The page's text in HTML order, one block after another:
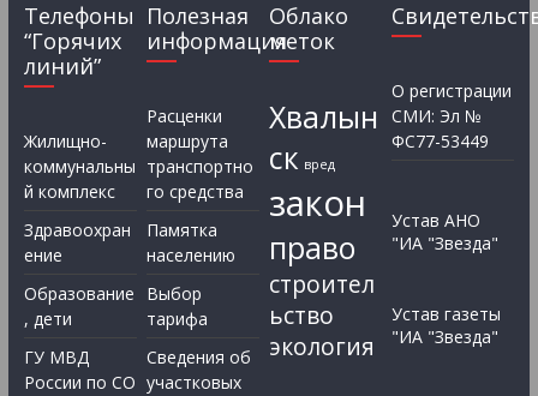
Телефоны
“Горячих
линий”
Жилищно-
коммунальны
й комплекс
Здравоохран
ение
Образование
, дети
ГУ МВД
России по СО
Полезная
информация
Расценки
маршрута
транспортно
го средства
Памятка
населению
Выбор
тарифа
Сведения об
участковых
Облако
меток
Хвалын
ск вред
закон
право
строител
ьство
экология
О регистрации
СМИ: Эл №
ФС77-53449
Устав АНО
"ИА "Звезда"
Устав газеты
"ИА "Звезда"